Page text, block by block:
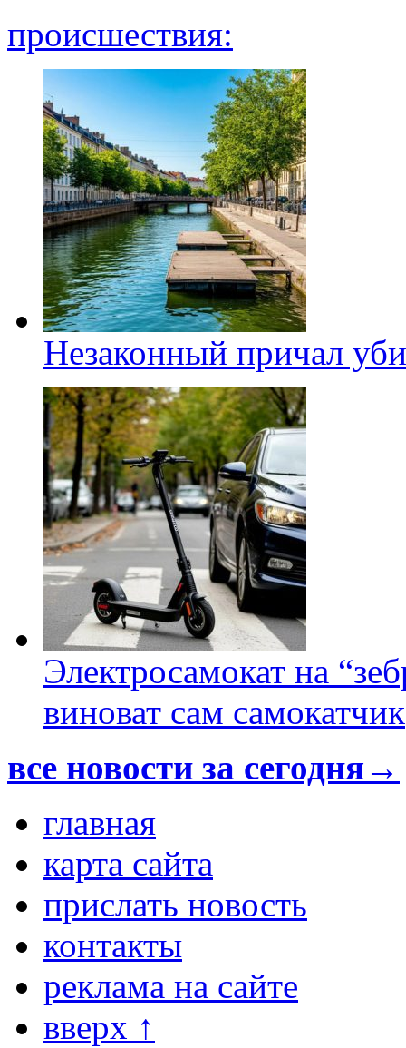
происшествия:
Незаконный причал
Электросамокат на
виноват сам самокатчик
все новости за сегодня→
главная
карта сайта
прислать новость
контакты
реклама на сайте
вверх ↑